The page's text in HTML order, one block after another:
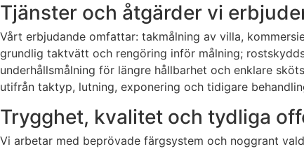
Tjänster och åtgärder vi
Vårt erbjudande omfattar: takmålning av villa,
grundlig taktvätt och rengöring inför målning;
underhållsmålning för längre hållbarhet och enklare
utifrån taktyp, lutning, exponering och tidigare
Trygghet, kvalitet och tydliga
Vi arbetar med beprövade färgsystem och noggrant